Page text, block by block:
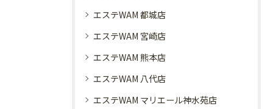
エステWAM 都城店
エステWAM 宮崎店
エステWAM 熊本店
エステWAM 八代店
エステWAM マリエール神水苑店